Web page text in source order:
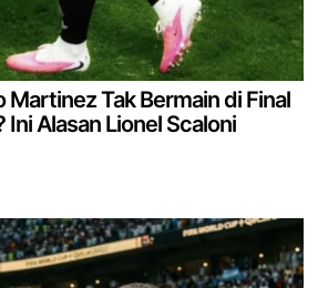
Martinez Tak Bermain di Final
Ini Alasan Lionel Scaloni